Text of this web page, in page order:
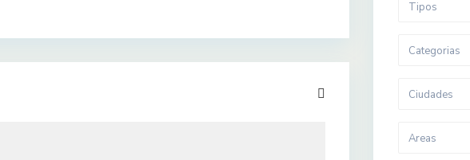
Tipos
Categorias
Ciudades
Areas